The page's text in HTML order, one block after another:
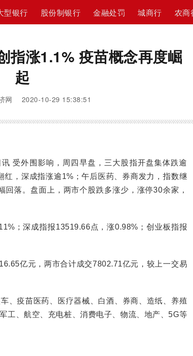
型银行 股份制银行 金融处罚 城商行 农商
指涨1.1% 疫苗概念再度崛
起
网 2020-10-29 15:38:51
外围影响，周四早盘，三大股指开盘集体跌逾
红，深成指涨逾1%；午后医药、券商发力，指数继
落。盘面上，两市个股跌多涨少，涨停30余家，
；深成指报13519.66点，涨0.98%；创业板指报
亿元，两市合计成交7802.71亿元，较上一交易
疫苗医药、医疗器械、白酒、券商、造纸、养殖
工、航空、充电桩、消费电子、物流、地产、5G等